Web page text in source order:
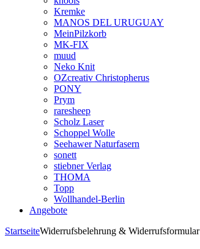
Kremke
MANOS DEL URUGUAY
MeinPilzkorb
MK-FIX
muud
Neko Knit
OZcreativ Christopherus
PONY
Prym
raresheep
Scholz Laser
Schoppel Wolle
Seehawer Naturfasern
sonett
stiebner Verlag
THOMA
Topp
Wollhandel-Berlin
Angebote
StartseiteWiderrufsbelehrung & Widerrufsformular